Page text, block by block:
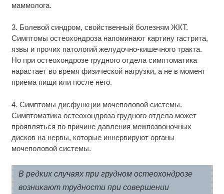
маммолога.
3. Болевой синдром, свойственный болезням ЖКТ.
Симптомы остеохондроза напоминают картину гастрита,
язвы и прочих патологий желудочно-кишечного тракта.
Но при остеохондрозе грудного отдела симптоматика
нарастает во время физической нагрузки, а не в момент
приема пищи или после него.
4. Симптомы дисфункции мочеполовой системы.
Симптоматика остеохондроза грудного отдела может
проявляться по причине давления межпозвоночных
дисков на нервы, которые иннервируют органы
мочеполовой системы.
В редких случаях при грудном остеохондрозе
возникают трудности при совершении